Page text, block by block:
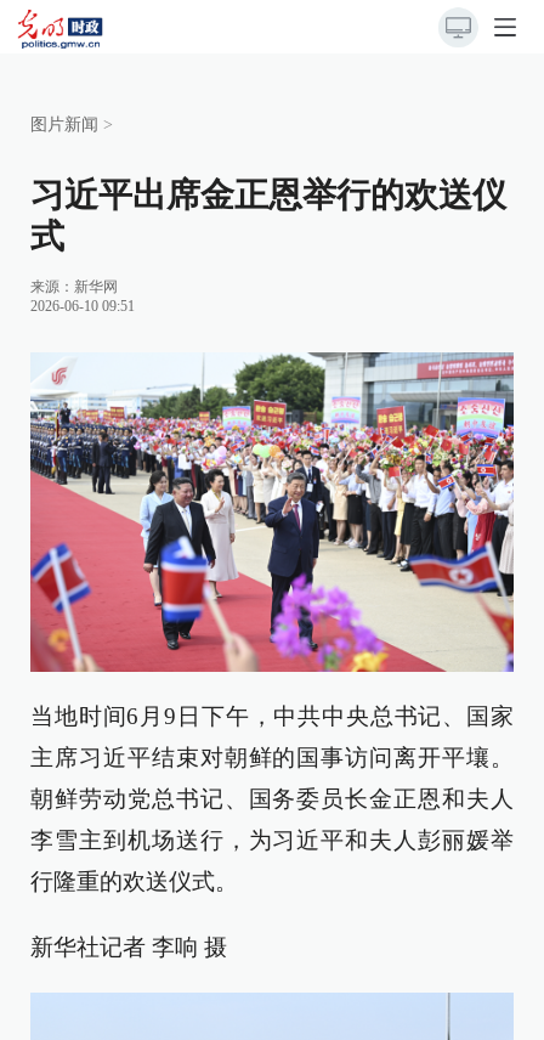
图片新闻 >
习近平出席金正恩举行的欢送仪
式
来源： 新华网
2026-06-10 09:51
当地时间6月9日下午，中共中央总书记、国家
主席习近平结束对朝鲜的国事访问离开平壤。
朝鲜劳动党总书记、国务委员长金正恩和夫人
李雪主到机场送行，为习近平和夫人彭丽媛举
行隆重的欢送仪式。
新华社记者 李响 摄